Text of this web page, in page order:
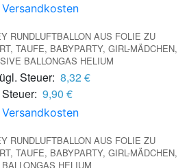
Versandkosten
RUNDLUFTBALLON AUS FOLIE ZU
TAUFE, BABYPARTY, GIRL-MÄDCHEN,
BALLONGAS HELIUM
Steuer: 8,32 €
9,90 €
Versandkosten
RUNDLUFTBALLON AUS FOLIE ZU
TAUFE, BABYPARTY, GIRL-MÄDCHEN,
HELIUM